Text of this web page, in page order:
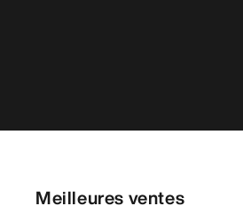
Meilleures ventes